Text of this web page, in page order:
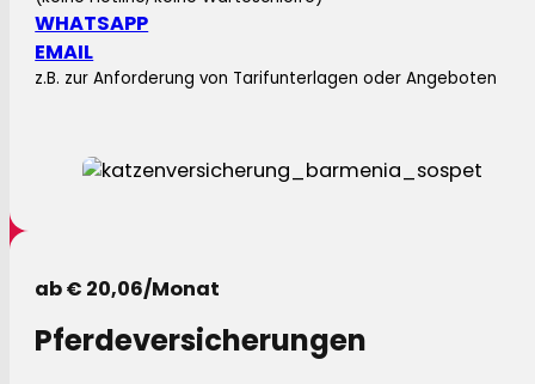
WHATSAPP
EMAIL
z.B. zur Anforderung von Tarifunterlagen oder Angeboten
ab € 20,06/Monat
Pferdeversicherungen